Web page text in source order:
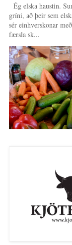
Ég elska haustin.
gríni, að þeir sem
sér einhverskonar
færsla sk...